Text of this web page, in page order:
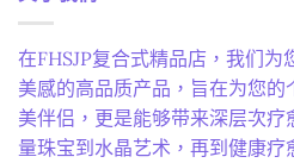
在FHSJP复合式精品店，我们
美感的高品质产品，旨在为您
美伴侣，更是能够带来深层次
量珠宝到水晶艺术，再到健康